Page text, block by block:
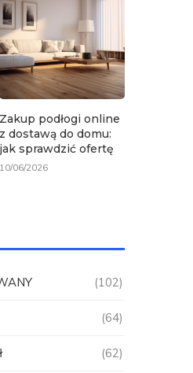
Zakup podłogi online
z dostawą do domu:
jak sprawdzić ofertę
10/06/2026
(102)
(64)
(62)